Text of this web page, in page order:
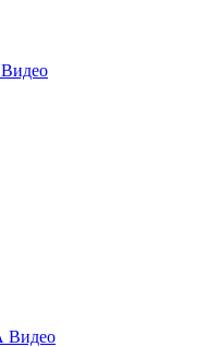
Видео
Видео